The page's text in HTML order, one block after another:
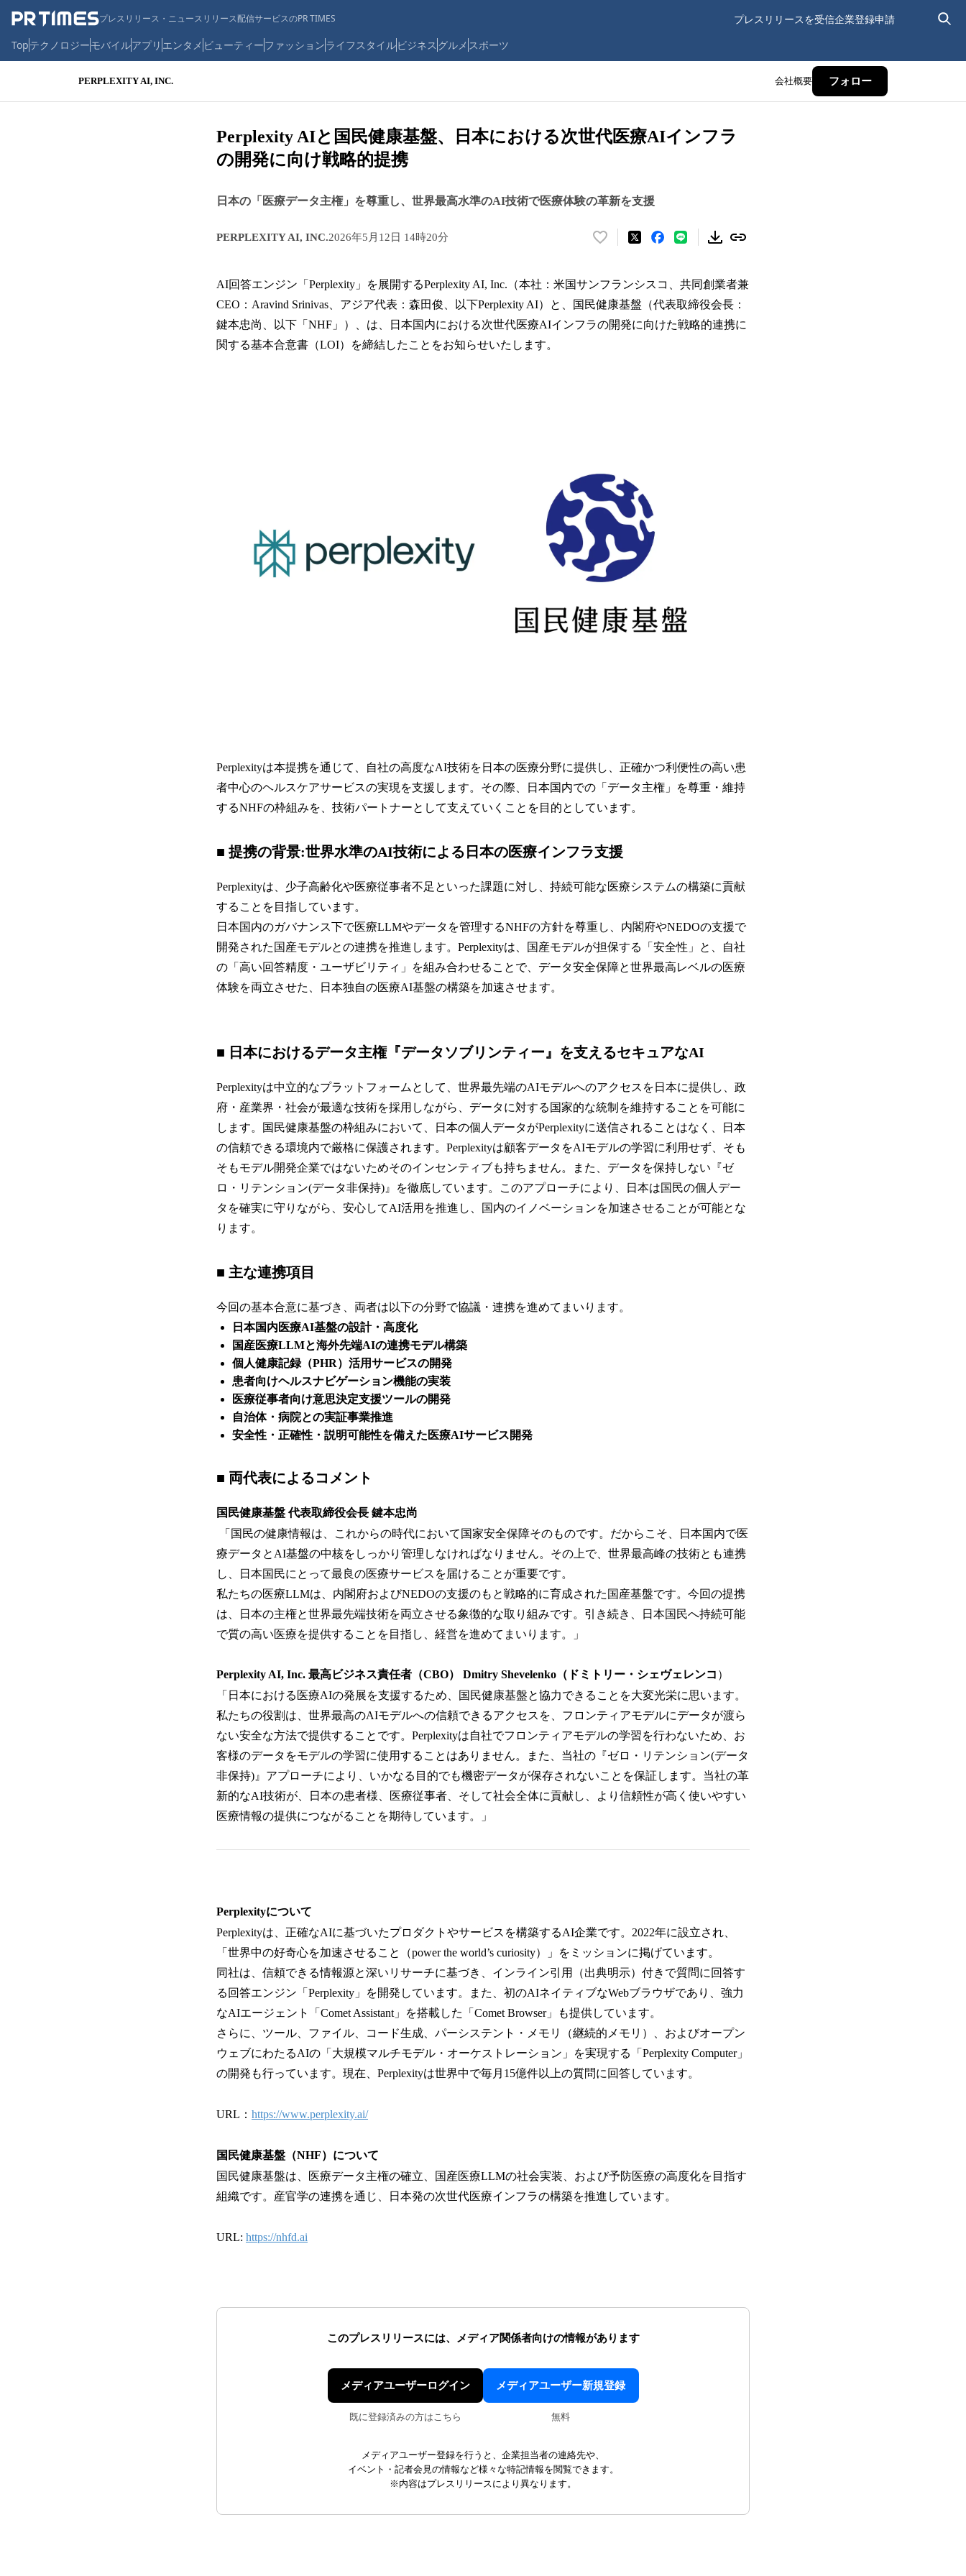
プレスリリース・ニュースリリース配信サービスのPR TIMES プレスリリースを受信企業登録申請
Topテクノロジーモバイルアプリ エンタメ ビューティーファッションライフスタイルビジネス グルメ スポーツ
PERPLEXITY AI, INC. 会社概要 フォロー
Perplexity AIと国民健康基盤、日本における次世代医療AIインフラ
の開発に向け戦略的提携
日本の「医療データ主権」を尊重し、世界最高水準のAI技術で医療体験の革新を支援
PERPLEXITY AI, INC.2026年5月12日 14時20分
い
！
数
を
読
AI回答エンジン「Perplexity」を展開するPerplexity AI, Inc.（本社：米国サンフランシスコ、共同創業者兼
CEO：Aravind Srinivas、アジア代表：森田俊、以下Perplexity AI）と、国民健康基盤（代表取締役会長：
鍵本忠尚、以下「NHF」）、は、日本国内における次世代医療AIインフラの開発に向けた戦略的連携に
関する基本合意書（LOI）を締結したことをお知らせいたします。
Perplexityは本提携を通じて、自社の高度なAI技術を日本の医療分野に提供し、正確かつ利便性の高い患
者中心のヘルスケアサービスの実現を支援します。その際、日本国内での「データ主権」を尊重・維持
するNHFの枠組みを、技術パートナーとして支えていくことを目的としています。
■ 提携の背景:世界水準のAI技術による日本の医療インフラ支援
Perplexityは、少子高齢化や医療従事者不足といった課題に対し、持続可能な医療システムの構築に貢献
することを目指しています。
日本国内のガバナンス下で医療LLMやデータを管理するNHFの方針を尊重し、内閣府やNEDOの支援で
開発された国産モデルとの連携を推進します。Perplexityは、国産モデルが担保する「安全性」と、自社
の「高い回答精度・ユーザビリティ」を組み合わせることで、データ安全保障と世界最高レベルの医療
体験を両立させた、日本独自の医療AI基盤の構築を加速させます。
■ 日本におけるデータ主権『データソブリンティー』を支えるセキュアなAI
Perplexityは中立的なプラットフォームとして、世界最先端のAIモデルへのアクセスを日本に提供し、政
府・産業界・社会が最適な技術を採用しながら、データに対する国家的な統制を維持することを可能に
します。国民健康基盤の枠組みにおいて、日本の個人データがPerplexityに送信されることはなく、日本
の信頼できる環境内で厳格に保護されます。Perplexityは顧客データをAIモデルの学習に利用せず、そも
そもモデル開発企業ではないためそのインセンティブも持ちません。また、データを保持しない『ゼ
ロ・リテンション(データ非保持)』を徹底しています。このアプローチにより、日本は国民の個人デー
タを確実に守りながら、安心してAI活用を推進し、国内のイノベーションを加速させることが可能とな
ります。
■ 主な連携項目
今回の基本合意に基づき、両者は以下の分野で協議・連携を進めてまいります。
日本国内医療AI基盤の設計・高度化
国産医療LLMと海外先端AIの連携モデル構築
個人健康記録（PHR）活用サービスの開発
患者向けヘルスナビゲーション機能の実装
医療従事者向け意思決定支援ツールの開発
自治体・病院との実証事業推進
安全性・正確性・説明可能性を備えた医療AIサービス開発
■ 両代表によるコメント
国民健康基盤 代表取締役会長 鍵本忠尚
「国民の健康情報は、これからの時代において国家安全保障そのものです。だからこそ、日本国内で医
療データとAI基盤の中核をしっかり管理しなければなりません。その上で、世界最高峰の技術とも連携
し、日本国民にとって最良の医療サービスを届けることが重要です。
私たちの医療LLMは、内閣府およびNEDOの支援のもと戦略的に育成された国産基盤です。今回の提携
は、日本の主権と世界最先端技術を両立させる象徴的な取り組みです。引き続き、日本国民へ持続可能
で質の高い医療を提供することを目指し、経営を進めてまいります。」
Perplexity AI, Inc. 最高ビジネス責任者（CBO） Dmitry Shevelenko（ドミトリー・シェヴェレンコ ）
「日本における医療AIの発展を支援するため、国民健康基盤と協力できることを大変光栄に思います。
私たちの役割は、世界最高のAIモデルへの信頼できるアクセスを、フロンティアモデルにデータが渡ら
ない安全な方法で提供することです。Perplexityは自社でフロンティアモデルの学習を行わないため、お
客様のデータをモデルの学習に使用することはありません。また、当社の『ゼロ・リテンション(データ
非保持)』アプローチにより、いかなる目的でも機密データが保存されないことを保証します。当社の革
新的なAI技術が、日本の患者様、医療従事者、そして社会全体に貢献し、より信頼性が高く使いやすい
医療情報の提供につながることを期待しています。」
Perplexityについて
Perplexityは、正確なAIに基づいたプロダクトやサービスを構築するAI企業です。2022年に設立され、
「世界中の好奇心を加速させること（power the world’s curiosity）」をミッションに掲げています。
同社は、信頼できる情報源と深いリサーチに基づき、インライン引用（出典明示）付きで質問に回答す
る回答エンジン「Perplexity」を開発しています。また、初のAIネイティブなWebブラウザであり、強力
なAIエージェント「Comet Assistant」を搭載した「Comet Browser」も提供しています。
さらに、ツール、ファイル、コード生成、パーシステント・メモリ（継続的メモリ）、およびオープン
ウェブにわたるAIの「大規模マルチモデル・オーケストレーション」を実現する「Perplexity Computer」
の開発も行っています。現在、Perplexityは世界中で毎月15億件以上の質問に回答しています。
URL： https://www.perplexity.ai/
国民健康基盤（NHF）について
国民健康基盤は、医療データ主権の確立、国産医療LLMの社会実装、および予防医療の高度化を目指す
組織です。産官学の連携を通じ、日本発の次世代医療インフラの構築を推進しています。
URL: https://nhfd.ai
このプレスリリースには、 メディア関係者向けの情報があります
メディアユーザーログイン
既に登録済みの方はこちら
メディアユーザー新規登録
無料
メディアユーザー登録を行うと、企業担当者の連絡先や、
イベント・記者会見の情報など様々な特記情報を閲覧できます。
※内容はプレスリリースにより異なります。